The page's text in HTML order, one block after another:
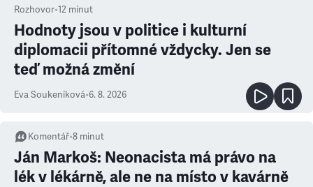
Rozhovor•12 minut
Hodnoty jsou v politice i kulturní
diplomacii přítomné vždycky. Jen se
teď možná změní
Eva Soukeníková•6. 8. 2026
Komentář•8 minut
Ján Markoš: Neonacista má právo na
lék v lékárně, ale ne na místo v kavárně